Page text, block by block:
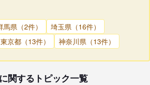
馬県（2件）
埼玉県（16件）
東京都（13件） 神奈川県（13件）
関するトピック一覧